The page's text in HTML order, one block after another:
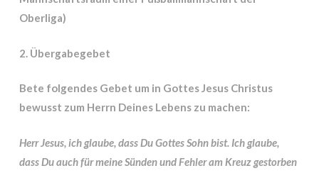
Oberliga)
2. Übergabegebet
Bete folgendes Gebet um in Gottes Jesus Christus
bewusst zum Herrn Deines Lebens zu machen:
Herr Jesus, ich glaube, dass Du Gottes Sohn bist. Ich glaube,
dass Du auch für meine Sünden und Fehler am Kreuz gestorben